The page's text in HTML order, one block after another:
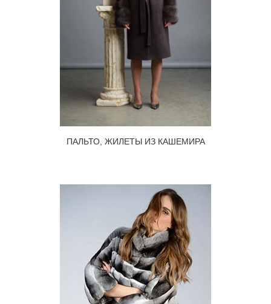
ПАЛЬТО, ЖИЛЕТЫ ИЗ КАШЕМИРА